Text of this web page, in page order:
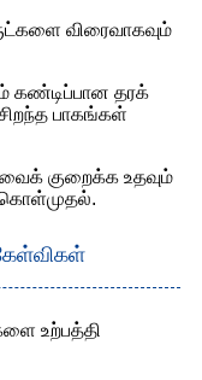
விரைவாகவும்
கண்டிப்பான தரக்
பாகங்கள்
குறைக்க உதவும்
கொள்முதல்.
உற்பத்தி